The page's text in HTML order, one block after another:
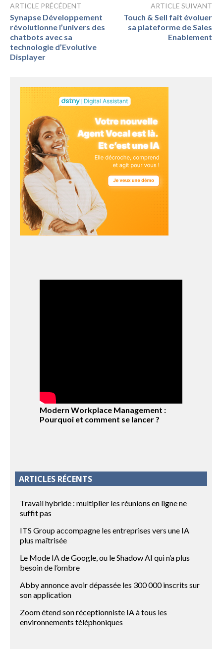
ARTICLE PRÉCÉDENT
Synapse Développement
révolutionne l’univers des
chatbots avec sa
technologie d’Evolutive
Displayer
ARTICLE SUIVANT
Touch & Sell fait évoluer
sa plateforme de Sales
Enablement
Modern Workplace Management :
Pourquoi et comment se lancer ?
ARTICLES RÉCENTS
Travail hybride : multiplier les réunions en ligne ne
suffit pas
ITS Group accompagne les entreprises vers une IA
plus maîtrisée
Le Mode IA de Google, ou le Shadow AI qui n’a plus
besoin de l’ombre
Abby annonce avoir dépassée les 300 000 inscrits sur
son application
Zoom étend son réceptionniste IA à tous les
environnements téléphoniques